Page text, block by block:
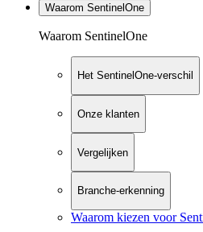
Waarom SentinelOne
Waarom SentinelOne
Het SentinelOne-verschil
Onze klanten
Vergelijken
Branche-erkenning
Waarom kiezen voor